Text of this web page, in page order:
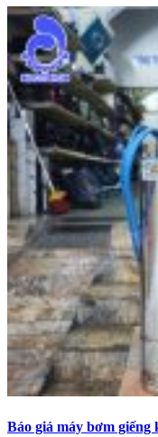
Báo giá máy bơm giếng